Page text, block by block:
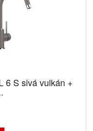
6 S sivá vulkán +